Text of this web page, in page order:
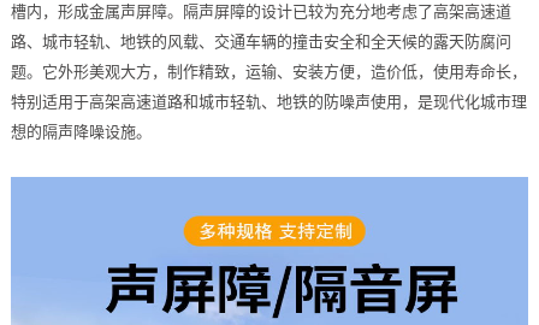
槽内，形成金属声屏障。隔声屏障的设计已较为充分地考虑了高架高速道
路、城市轻轨、地铁的风载、交通车辆的撞击安全和全天候的露天防腐问
题。它外形美观大方，制作精致，运输、安装方便，造价低，使用寿命长，
特别适用于高架高速道路和城市轻轨、地铁的防噪声使用，是现代化城市理
想的隔声降噪设施。